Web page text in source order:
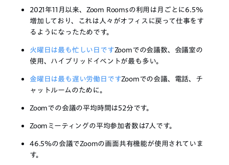
2021年11月以来、Zoom Roomsの利用は月ごとに6.5%
増加しており、これは人々がオフィスに戻って仕事をす
るようになったためです。
火曜日は最も忙しい日ですZoomでの会議数、会議室の
使用、ハイブリッドイベントが最も多い。
金曜日は最も遅い労働日ですZoomでの会議、電話、チ
ャットルームのために。
Zoomでの会議の平均時間は52分です。
Zoomミーティングの平均参加者数は7人です。
46.5%の会議でZoomの画面共有機能が使用されていま
す。